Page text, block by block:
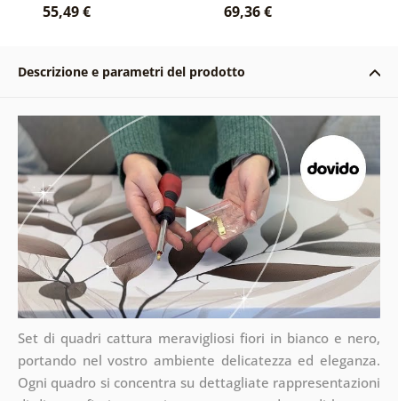
55,49 € 69,36 €
Descrizione e parametri del prodotto
Set di quadri cattura meravigliosi fiori in bianco e nero,
portando nel vostro ambiente delicatezza ed eleganza.
Ogni quadro si concentra su dettagliate rappresentazioni